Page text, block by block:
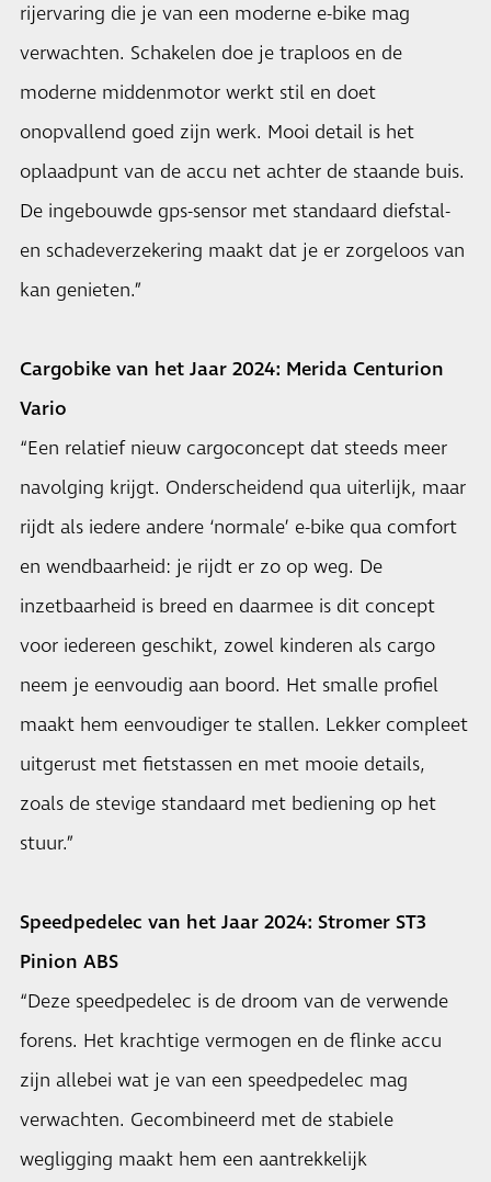
rijervaring die je van een moderne e-bike mag
verwachten. Schakelen doe je traploos en de
moderne middenmotor werkt stil en doet
onopvallend goed zijn werk. Mooi detail is het
oplaadpunt van de accu net achter de staande buis.
De ingebouwde gps-sensor met standaard diefstal-
en schadeverzekering maakt dat je er zorgeloos van
kan genieten.”
Cargobike van het Jaar 2024: Merida Centurion
Vario
“Een relatief nieuw cargoconcept dat steeds meer
navolging krijgt. Onderscheidend qua uiterlijk, maar
rijdt als iedere andere ‘normale’ e-bike qua comfort
en wendbaarheid: je rijdt er zo op weg. De
inzetbaarheid is breed en daarmee is dit concept
voor iedereen geschikt, zowel kinderen als cargo
neem je eenvoudig aan boord. Het smalle profiel
maakt hem eenvoudiger te stallen. Lekker compleet
uitgerust met fietstassen en met mooie details,
zoals de stevige standaard met bediening op het
stuur.”
Speedpedelec van het Jaar 2024: Stromer ST3
Pinion ABS
“Deze speedpedelec is de droom van de verwende
forens. Het krachtige vermogen en de flinke accu
zijn allebei wat je van een speedpedelec mag
verwachten. Gecombineerd met de stabiele
wegligging maakt hem een aantrekkelijk